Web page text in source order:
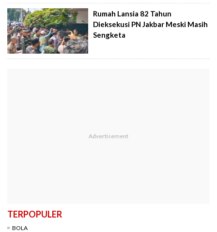
Rumah Lansia 82 Tahun
Dieksekusi PN Jakbar Meski Masih
Sengketa
TERPOPULER
BOLA